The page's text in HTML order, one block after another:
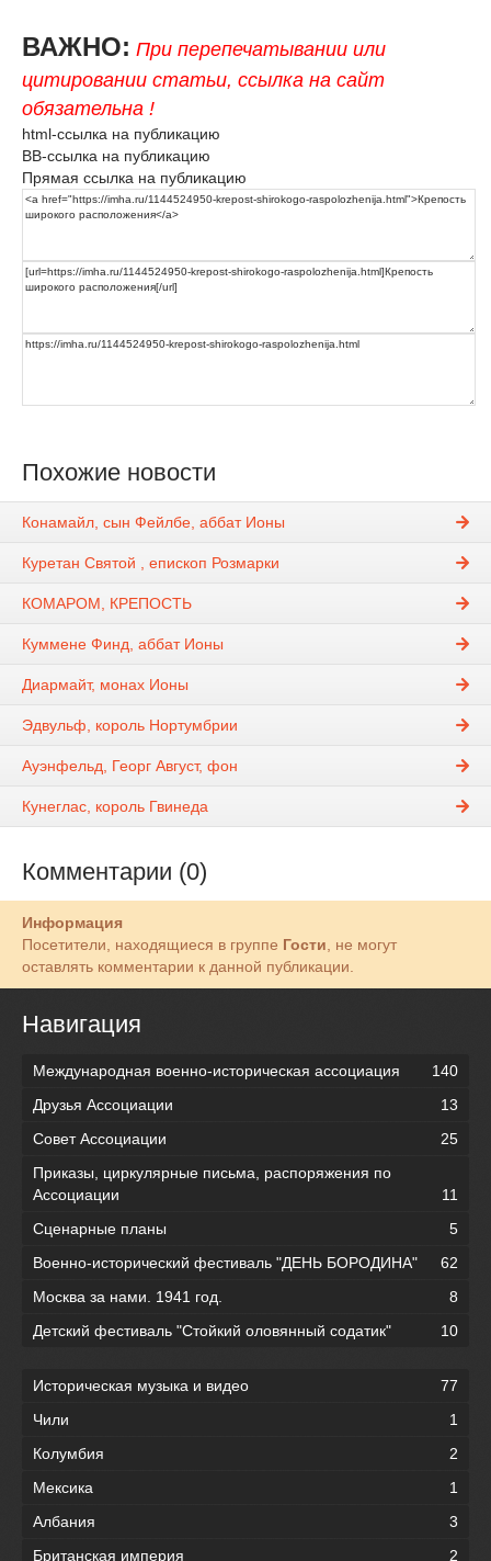
ВАЖНО: При перепечатывании или
цитировании статьи, ссылка на сайт
обязательна !
html-ссылка на публикацию
BB-ссылка на публикацию
Прямая ссылка на публикацию
Похожие новости
Конамайл, сын Фейлбе, аббат Ионы
Куретан Святой , епископ Розмарки
КОМАРОМ, КРЕПОСТЬ
Куммене Финд, аббат Ионы
Диармайт, монах Ионы
Эдвульф, король Нортумбрии
Ауэнфельд, Георг Август, фон
Кунеглас, король Гвинеда
Комментарии (0)
Информация
Посетители, находящиеся в группе Гости, не могут
оставлять комментарии к данной публикации.
Навигация
Международная военно-историческая ассоциация
140
Друзья Ассоциации
13
Совет Ассоциации
25
Приказы, циркулярные письма, распоряжения по
Ассоциации
11
Сценарные планы
5
Военно-исторический фестиваль "ДЕНЬ БОРОДИНА"
62
Москва за нами. 1941 год.
8
Детский фестиваль "Стойкий оловянный содатик"
10
Историческая музыка и видео
77
Чили
1
Колумбия
2
Мексика
1
Албания
3
Британская империя
2